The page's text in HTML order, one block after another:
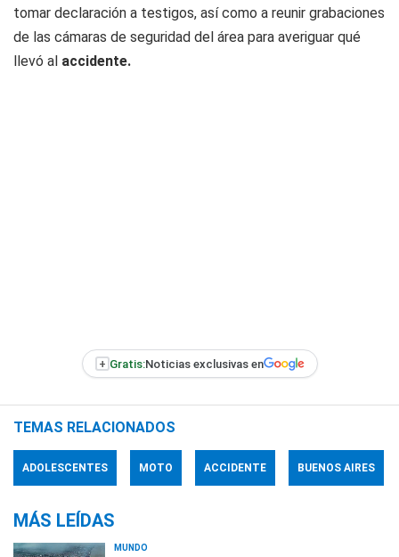
tomar declaración a testigos, así como a reunir grabaciones
de las cámaras de seguridad del área para averiguar qué
llevó al accidente.
+ Gratis:Noticias exclusivas en
TEMAS RELACIONADOS
ADOLESCENTES MOTO ACCIDENTE BUENOS AIRES
MÁS LEÍDAS
MUNDO